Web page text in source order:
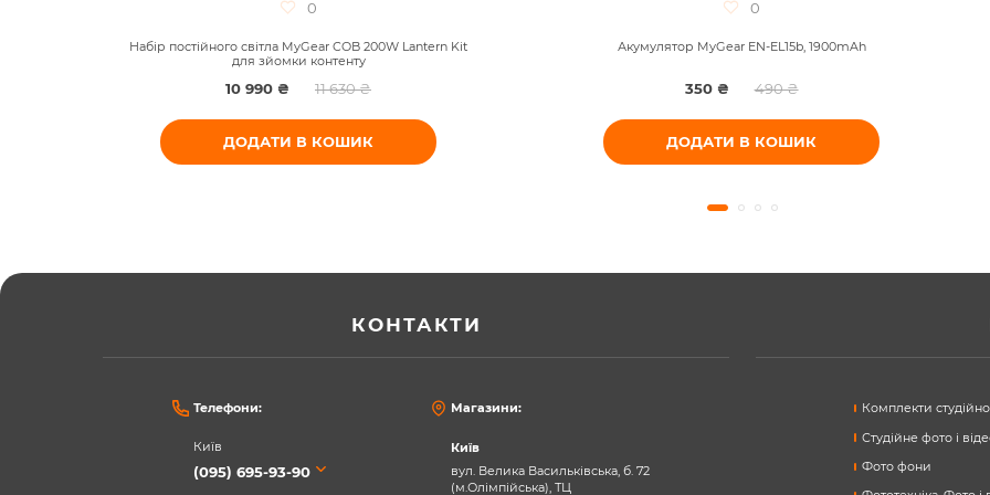
0
Набір постійного світла MyGear COB 200W Lantern Kit
для зйомки контенту
10 990 ₴ 11 630 ₴
ДОДАТИ В КОШИК
0
Акумулятор MyGear EN-EL15b, 1900mAh
350 ₴ 490 ₴
ДОДАТИ В КОШИК
КОНТАКТИ
Телефони:
Київ
(095) 695-93-90
Магазини:
Київ
вул. Велика Васильківська, б. 72
(м.Олімпійська), ТЦ
Комплекти
Студійне фото і
Фото фони